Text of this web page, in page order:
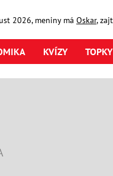
2026, meniny má Oskar,
KVÍZY